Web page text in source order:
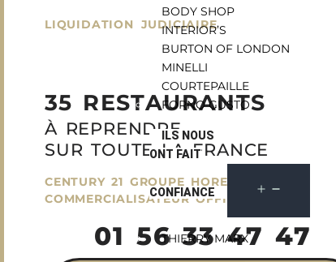
BODY SHOP
INTERIOR’S
BURTON OF LONDON
MINELLI
COURTEPAILLE
FORNO GUSTO
ILS NOUS
ONT FAIT
CONFIANCE
THIERRY MARX
LIQUIDATION JUDICIAIRE
35 RESTAURANTS
À REPRENDRE
SUR TOUTE LA FRANCE
CENTURY 21 GROUPE HORECA
COMMERCIALISATEUR OFFICIEL
01 56 33 47 47